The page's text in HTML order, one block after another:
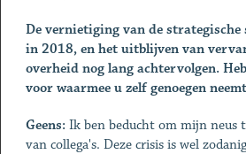
De vernietiging van de strategische
in 2018, en het uitblijven van
overheid nog lang achtervolgen.
voor waarmee u zelf genoegen
Geens: Ik ben beducht om mijn neus
van collega's. Deze crisis is wel